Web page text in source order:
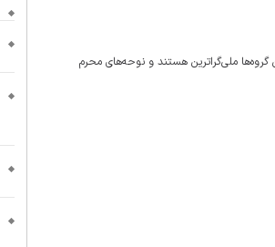
ملی‌گراترین هستند و نوحه‌های محرم